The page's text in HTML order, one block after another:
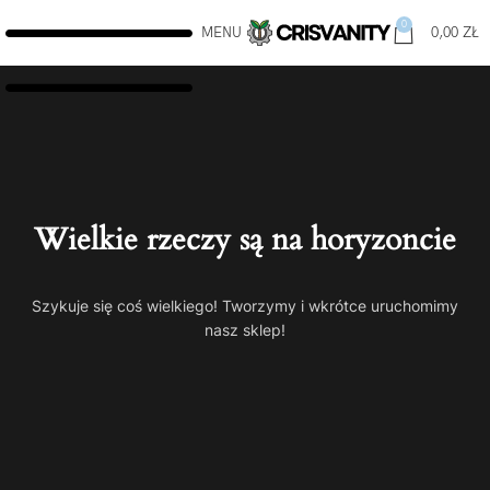
MENU 0 0,00 ZŁ
Wielkie rzeczy są na horyzoncie
Szykuje się coś wielkiego! Tworzymy i wkrótce uruchomimy
nasz sklep!